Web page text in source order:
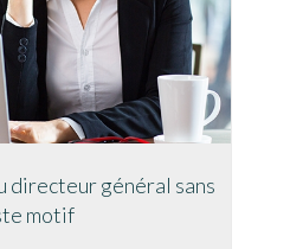
directeur général sans
motif